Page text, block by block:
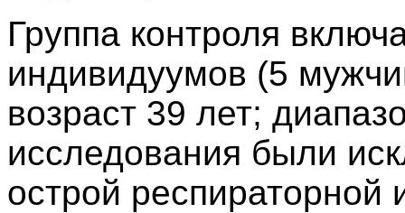
Группа контроля
индивидуумов (5
возраст 39 лет;
исследования были
острой респираторной